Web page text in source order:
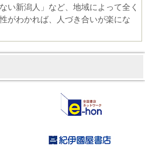
い新潟人」など、地域によって全く
がわかれば、人づき合いが楽にな